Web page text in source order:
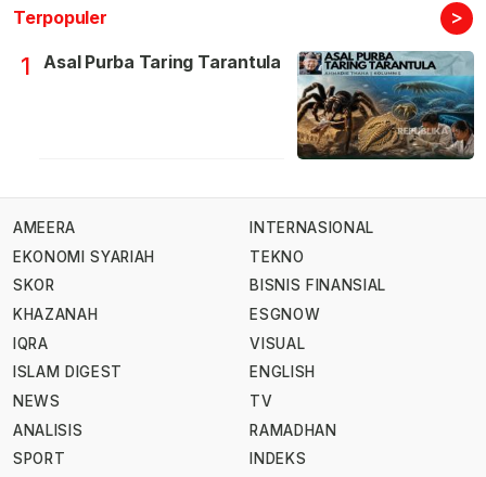
Terpopuler >
1 Asal Purba Taring Tarantula
AMEERA
EKONOMI SYARIAH
SKOR
KHAZANAH
IQRA
ISLAM DIGEST
NEWS
ANALISIS
SPORT
INTERNASIONAL
TEKNO
BISNIS FINANSIAL
ESGNOW
VISUAL
ENGLISH
TV
RAMADHAN
INDEKS